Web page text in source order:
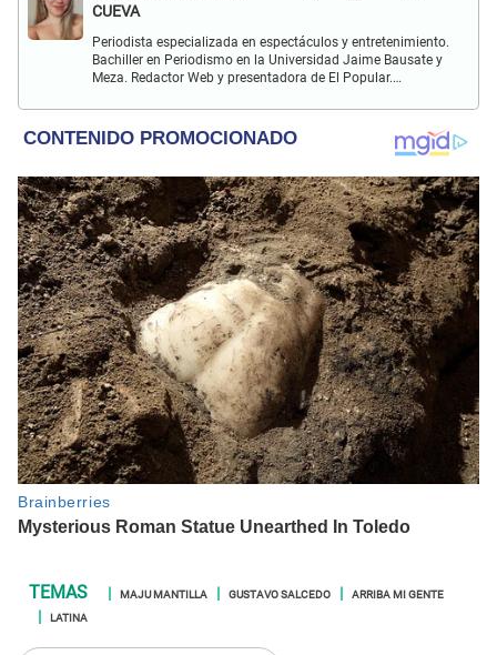
CUEVA
Periodista especializada en espectáculos y entretenimiento.
Bachiller en Periodismo en la Universidad Jaime Bausate y
Meza. Redactor Web y presentadora de El Popular.
y espectáculos internacional.
MAJU MANTILLA GUSTAVO SALCEDO
ARRIBA MI GENTE
LATINA